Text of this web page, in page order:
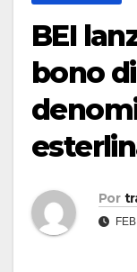
BEI
bono
Por